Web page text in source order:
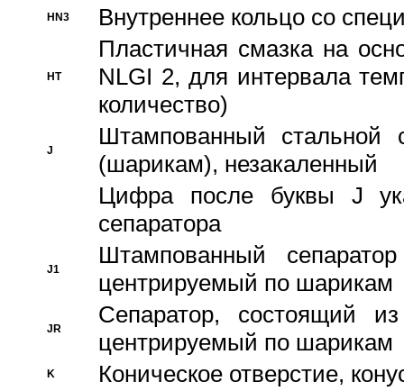
HN3 Внутреннее кольцо со
HT
Пластичная смазка на
NLGI 2, для интервала
количество)
J
Штампованный стальной
(шарикам), незакаленный
Цифра после буквы J
сепаратора
J1
Штампованный
центрируемый по шарикам
JR
Сепаратор, состоящий
центрируемый по шарикам
K Коническое отверстие,